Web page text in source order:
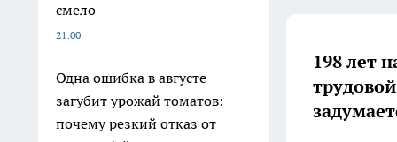
смело
21:00
Одна ошибка в августе
загубит урожай томатов:
почему резкий отказ от
198 лет